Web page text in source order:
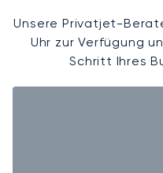
Unsere Privatjet-
Uhr zur Verfügung
Schritt Ihres